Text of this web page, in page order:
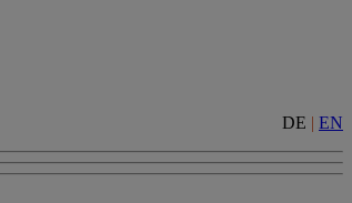
DE | EN